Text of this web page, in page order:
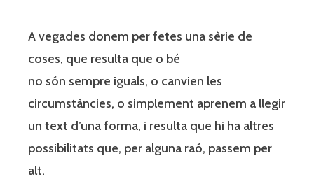
A vegades donem per fetes una sèrie de
coses, que resulta que o bé
no són sempre iguals, o canvien les
circumstàncies, o simplement aprenem a llegir
un text d’una forma, i resulta que hi ha altres
possibilitats que, per alguna raó, passem per
alt.